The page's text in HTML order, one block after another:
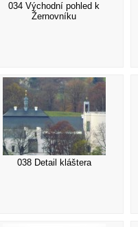
034 Východní pohled k
Žernovníku
038 Detail kláštera